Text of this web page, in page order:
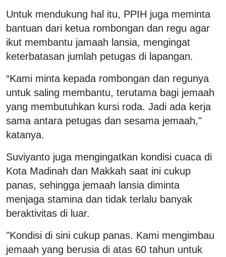
Untuk mendukung hal itu, PPIH juga meminta
bantuan dari ketua rombongan dan regu agar
ikut membantu jamaah lansia, mengingat
keterbatasan jumlah petugas di lapangan.
“Kami minta kepada rombongan dan regunya
untuk saling membantu, terutama bagi jemaah
yang membutuhkan kursi roda. Jadi ada kerja
sama antara petugas dan sesama jemaah,"
katanya.
Suviyanto juga mengingatkan kondisi cuaca di
Kota Madinah dan Makkah saat ini cukup
panas, sehingga jemaah lansia diminta
menjaga stamina dan tidak terlalu banyak
beraktivitas di luar.
"Kondisi di sini cukup panas. Kami mengimbau
jemaah yang berusia di atas 60 tahun untuk